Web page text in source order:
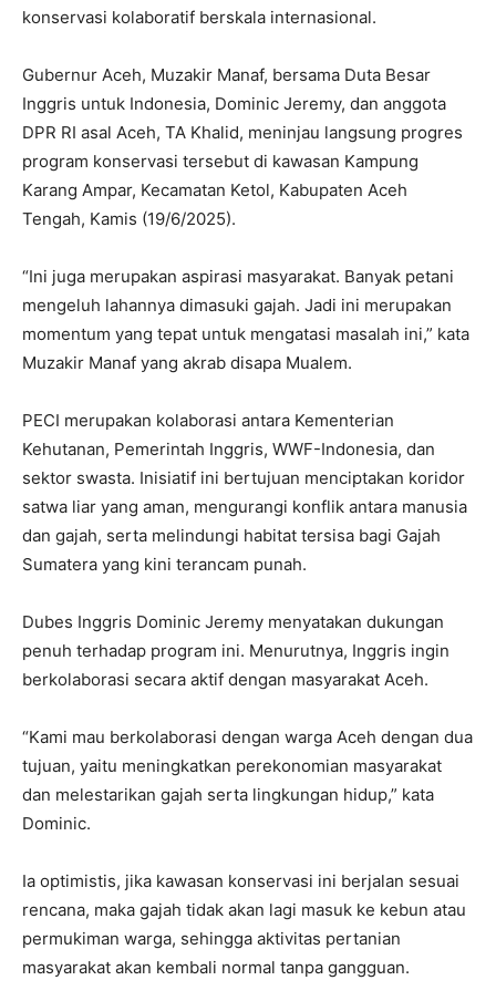
konservasi kolaboratif berskala internasional.
Gubernur Aceh, Muzakir Manaf, bersama Duta Besar
Inggris untuk Indonesia, Dominic Jeremy, dan anggota
DPR RI asal Aceh, TA Khalid, meninjau langsung progres
program konservasi tersebut di kawasan Kampung
Karang Ampar, Kecamatan Ketol, Kabupaten Aceh
Tengah, Kamis (19/6/2025).
“Ini juga merupakan aspirasi masyarakat. Banyak petani
mengeluh lahannya dimasuki gajah. Jadi ini merupakan
momentum yang tepat untuk mengatasi masalah ini,” kata
Muzakir Manaf yang akrab disapa Mualem.
PECI merupakan kolaborasi antara Kementerian
Kehutanan, Pemerintah Inggris, WWF-Indonesia, dan
sektor swasta. Inisiatif ini bertujuan menciptakan koridor
satwa liar yang aman, mengurangi konflik antara manusia
dan gajah, serta melindungi habitat tersisa bagi Gajah
Sumatera yang kini terancam punah.
Dubes Inggris Dominic Jeremy menyatakan dukungan
penuh terhadap program ini. Menurutnya, Inggris ingin
berkolaborasi secara aktif dengan masyarakat Aceh.
“Kami mau berkolaborasi dengan warga Aceh dengan dua
tujuan, yaitu meningkatkan perekonomian masyarakat
dan melestarikan gajah serta lingkungan hidup,” kata
Dominic.
Ia optimistis, jika kawasan konservasi ini berjalan sesuai
rencana, maka gajah tidak akan lagi masuk ke kebun atau
permukiman warga, sehingga aktivitas pertanian
masyarakat akan kembali normal tanpa gangguan.